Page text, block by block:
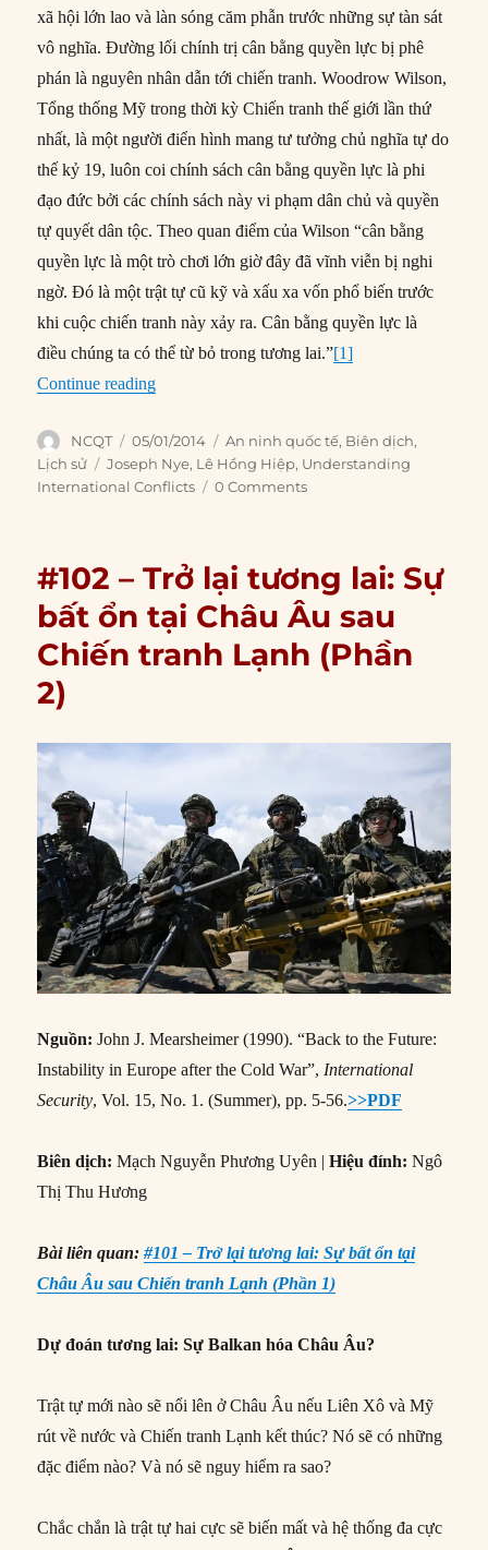
xã hội lớn lao và làn sóng căm phẫn trước những sự tàn sát
vô nghĩa. Đường lối chính trị cân bằng quyền lực bị phê
phán là nguyên nhân dẫn tới chiến tranh. Woodrow Wilson,
Tổng thống Mỹ trong thời kỳ Chiến tranh thế giới lần thứ
nhất, là một người điển hình mang tư tưởng chủ nghĩa tự do
thế kỷ 19, luôn coi chính sách cân bằng quyền lực là phi
đạo đức bởi các chính sách này vi phạm dân chủ và quyền
tự quyết dân tộc. Theo quan điểm của Wilson “cân bằng
quyền lực là một trò chơi lớn giờ đây đã vĩnh viễn bị nghi
ngờ. Đó là một trật tự cũ kỹ và xấu xa vốn phổ biến trước
khi cuộc chiến tranh này xảy ra. Cân bằng quyền lực là
điều chúng ta có thể từ bỏ trong tương lai.”[1]
Continue reading“#105 – Sự thất bại của chiến lược an ninh tập
Author
NCQT
Posted
on
05/01/2014 Categories
An ninh quốc tế, Biên dịch,
Lịch sử
Tags
Joseph Nye, Lê Hồng Hiệp, Understanding
International Conflicts
0 Comments
#102 – Trở lại tương lai: Sự
bất ổn tại Châu Âu sau
Chiến tranh Lạnh (Phần
2)
Nguồn: John J. Mearsheimer (1990). “Back to the Future:
Instability in Europe after the Cold War”, International
Security, Vol. 15, No. 1. (Summer), pp. 5-56.>>PDF
Biên dịch: Mạch Nguyễn Phương Uyên |Hiệu đính: Ngô
Thị Thu Hương
Bài liên quan:#101 – Trở lại tương lai: Sự bất ổn tại
Châu Âu sau Chiến tranh Lạnh (Phần 1)
Dự đoán tương lai: Sự Balkan hóa Châu Âu?
Trật tự mới nào sẽ nổi lên ở Châu Âu nếu Liên Xô và Mỹ
rút về nước và Chiến tranh Lạnh kết thúc? Nó sẽ có những
đặc điểm nào? Và nó sẽ nguy hiểm ra sao?
Chắc chắn là trật tự hai cực sẽ biến mất và hệ thống đa cực